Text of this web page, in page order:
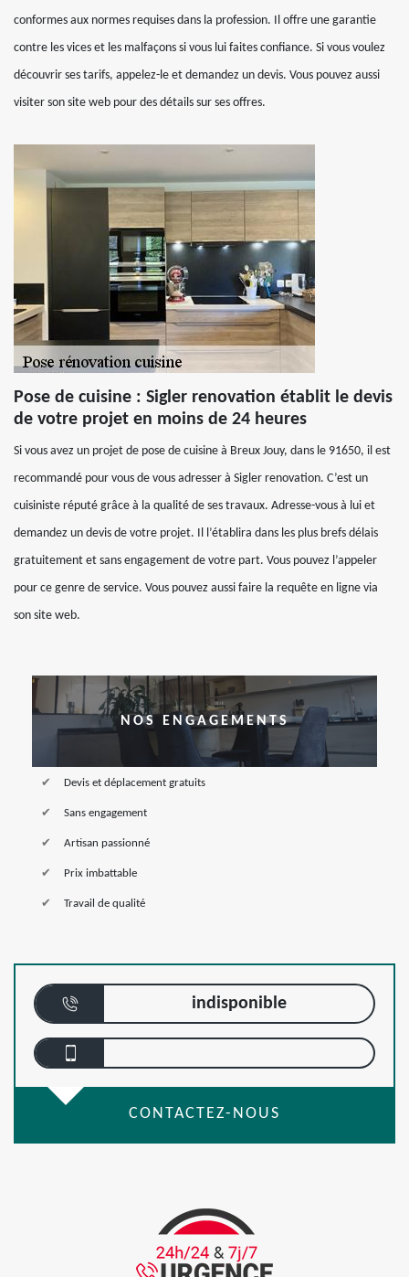
conformes aux normes requises dans la profession. Il offre une garantie
contre les vices et les malfaçons si vous lui faites confiance. Si vous voulez
découvrir ses tarifs, appelez-le et demandez un devis. Vous pouvez aussi
visiter son site web pour des détails sur ses offres.
Pose de cuisine : Sigler renovation établit le devis
de votre projet en moins de 24 heures
Si vous avez un projet de pose de cuisine à Breux Jouy, dans le 91650, il est
recommandé pour vous de vous adresser à Sigler renovation. C’est un
cuisiniste réputé grâce à la qualité de ses travaux. Adresse-vous à lui et
demandez un devis de votre projet. Il l’établira dans les plus brefs délais
gratuitement et sans engagement de votre part. Vous pouvez l’appeler
pour ce genre de service. Vous pouvez aussi faire la requête en ligne via
son site web.
NOS ENGAGEMENTS
Devis et déplacement gratuits
Sans engagement
Artisan passionné
Prix imbattable
Travail de qualité
indisponible
CONTACTEZ-NOUS